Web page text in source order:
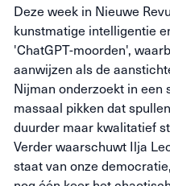
Deze week in Nieuwe
kunstmatige intelligentie
'ChatGPT-moorden',
aanwijzen als de
Nijman onderzoekt in een
massaal pikken dat
duurder maar kwalitatief
Verder waarschuwt Ilja
staat van onze